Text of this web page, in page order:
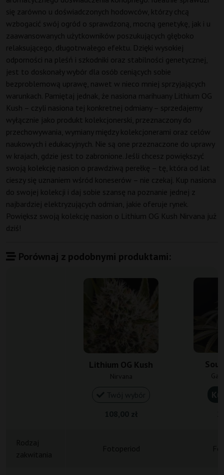
się zarówno u doświadczonych hodowców, którzy chcą
wzbogacić swój ogród o sprawdzoną, mocną genetykę, jak i u
zaawansowanych użytkowników poszukujących głęboko
relaksującego, długotrwałego efektu. Dzięki wysokiej
odporności na pleśń i szkodniki oraz stabilności genetycznej,
jest to doskonały wybór dla osób ceniących sobie
bezproblemową uprawę, nawet w nieco mniej sprzyjających
warunkach. Pamiętaj jednak, że nasiona marihuany Lithium OG
Kush – czyli nasiona tej konkretnej odmiany – sprzedajemy
wyłącznie jako produkt kolekcjonerski, przeznaczony do
przechowywania, wymiany między kolekcjonerami oraz celów
naukowych i edukacyjnych. Nie są one przeznaczone do uprawy
w krajach, gdzie jest to zabronione. Jeśli chcesz powiększyć
swoją kolekcję nasion o prawdziwą perełkę – tę, która od lat
cieszy się uznaniem wśród koneserów – nie czekaj. Kup nasiona
do swojej kolekcji i daj sobie szansę na poznanie jednej z
najbardziej elektryzujących odmian, jakie oferuje rynek.
Powiększ swoją kolekcję nasion o Lithium OG Kush Nirvana już
dziś!
Porównaj z podobnymi produktami:
Lithium OG Kush
Nirvana